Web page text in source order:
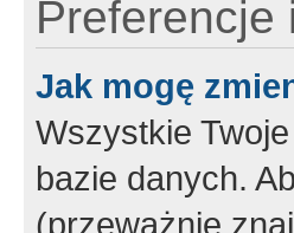
Preferencje
Jak mogę
Wszystkie
bazie danych.
(przeważnie